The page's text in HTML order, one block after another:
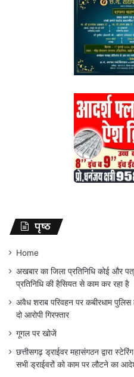
पृष्ठ
Home
अखबार का जिला प्रतिनिधि कोई और
प्रतिनिधि की हैसियत से काम कर रहा है
अवैध शराब परिवहन पर कबीरधाम पुलिस
दो आरोपी गिरफ्तार
गूगल पर खोजें
छत्तीसगढ़ ड्राईवर महासंगठन द्वारा
सभी ड्राईवरों को काम पर लौटने का